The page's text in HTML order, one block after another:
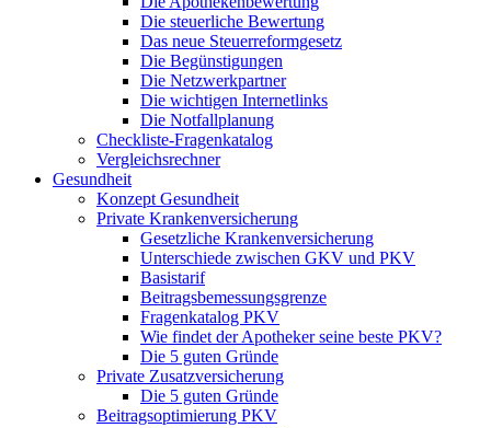
Die steuerliche Bewertung
Das neue Steuerreformgesetz
Die Begünstigungen
Die Netzwerkpartner
Die wichtigen Internetlinks
Die Notfallplanung
Checkliste-Fragenkatalog
Vergleichsrechner
Gesundheit
Konzept Gesundheit
Private Krankenversicherung
Gesetzliche Krankenversicherung
Unterschiede zwischen GKV und PKV
Basistarif
Beitragsbemessungsgrenze
Fragenkatalog PKV
Wie findet der Apotheker seine beste PKV?
Die 5 guten Gründe
Private Zusatzversicherung
Die 5 guten Gründe
Beitragsoptimierung PKV